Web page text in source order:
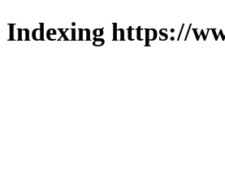
Indexing https://